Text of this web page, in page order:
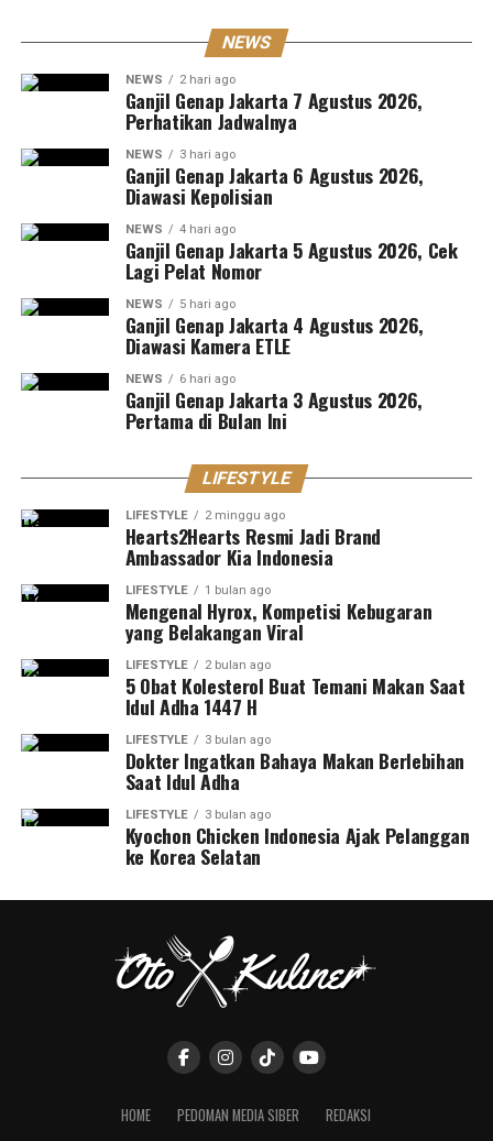
NEWS
NEWS 2 hari ago
Ganjil Genap Jakarta 7 Agustus 2026,
Perhatikan Jadwalnya
NEWS 3 hari ago
Ganjil Genap Jakarta 6 Agustus 2026,
Diawasi Kepolisian
NEWS 4 hari ago
Ganjil Genap Jakarta 5 Agustus 2026, Cek
Lagi Pelat Nomor
NEWS 5 hari ago
Ganjil Genap Jakarta 4 Agustus 2026,
Diawasi Kamera ETLE
NEWS 6 hari ago
Ganjil Genap Jakarta 3 Agustus 2026,
Pertama di Bulan Ini
LIFESTYLE
LIFESTYLE 2 minggu ago
Hearts2Hearts Resmi Jadi Brand
Ambassador Kia Indonesia
LIFESTYLE 1 bulan ago
Mengenal Hyrox, Kompetisi Kebugaran
yang Belakangan Viral
LIFESTYLE 2 bulan ago
5 Obat Kolesterol Buat Temani Makan Saat
Idul Adha 1447 H
LIFESTYLE 3 bulan ago
Dokter Ingatkan Bahaya Makan Berlebihan
Saat Idul Adha
LIFESTYLE 3 bulan ago
Kyochon Chicken Indonesia Ajak Pelanggan
ke Korea Selatan
HOME PEDOMAN MEDIA SIBER REDAKSI